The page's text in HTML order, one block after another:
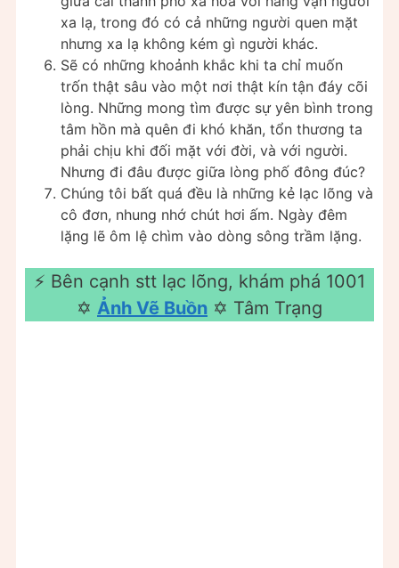
xa lạ, trong đó có cả những người quen mặt
nhưng xa lạ không kém gì người khác.
Sẽ có những khoảnh khắc khi ta chỉ muốn
trốn thật sâu vào một nơi thật kín tận đáy cõi
lòng. Những mong tìm được sự yên bình trong
tâm hồn mà quên đi khó khăn, tổn thương ta
phải chịu khi đối mặt với đời, và với người.
Nhưng đi đâu được giữa lòng phố đông đúc?
Chúng tôi bất quá đều là những kẻ lạc lõng và
cô đơn, nhung nhớ chút hơi ấm. Ngày đêm
lặng lẽ ôm lệ chìm vào dòng sông trầm lặng.
⚡️ Bên cạnh stt lạc lõng, khám phá 1001
✡️ Ảnh Vẽ Buồn ✡️ Tâm Trạng